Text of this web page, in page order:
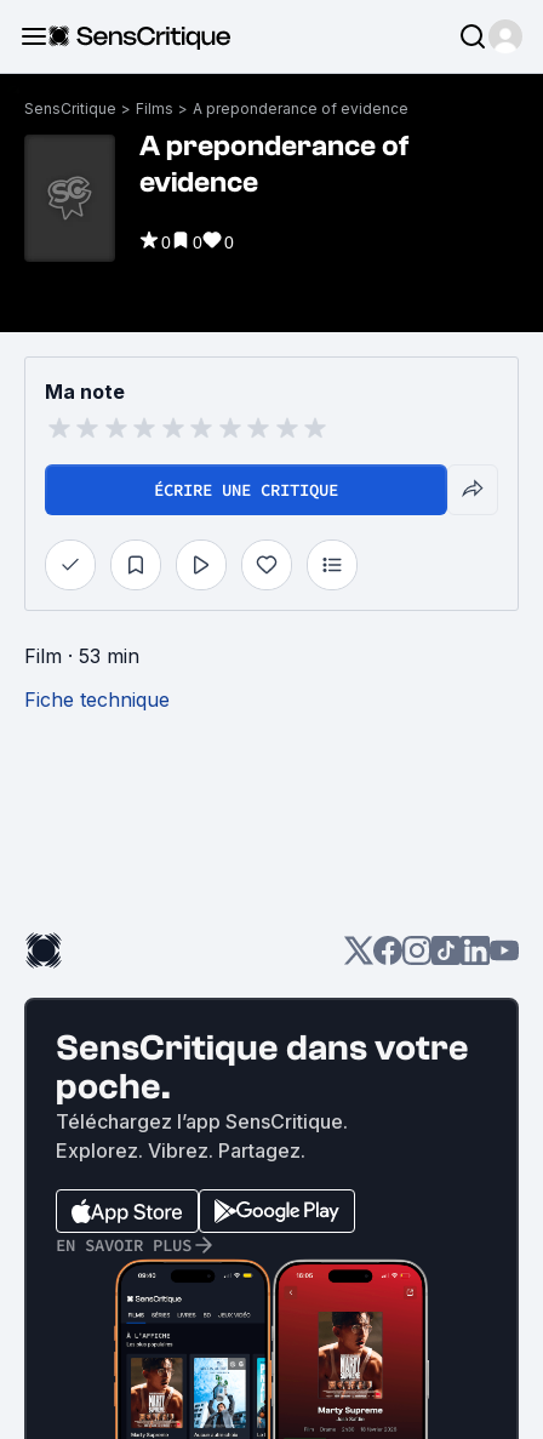
SensCritique > Films > A preponderance of evidence
A preponderance of
evidence
0 0 0
Ma note
ÉCRIRE UNE CRITIQUE
Film · 53 min
Fiche technique
SensCritique dans votre
poche.
Téléchargez l’app SensCritique.
Explorez. Vibrez. Partagez.
EN SAVOIR PLUS